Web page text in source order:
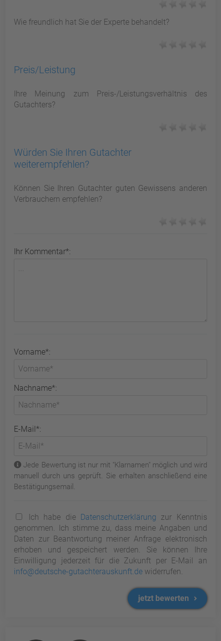
Wie freundlich hat Sie der Experte behandelt?
Preis/Leistung
Ihre Meinung zum Preis-/Leistungsverhältnis des
Gutachters?
Würden Sie Ihren Gutachter
weiterempfehlen?
Können Sie Ihren Gutachter guten Gewissens anderen
Verbrauchern empfehlen?
Ihr Kommentar*:
Vorname*:
Nachname*:
E-Mail*:
Jede Bewertung ist nur mit "Klarnamen" möglich und wird
manuell durch uns geprüft. Sie erhalten anschließend eine
Bestätigungsemail.
Ich habe die Datenschutzerklärung zur Kenntnis
genommen. Ich stimme zu, dass meine Angaben und
Daten zur Beantwortung meiner Anfrage elektronisch
erhoben und gespeichert werden. Sie können Ihre
Einwilligung jederzeit für die Zukunft per E-Mail an
info@deutsche-gutachterauskunft.de widerrufen.
jetzt bewerten